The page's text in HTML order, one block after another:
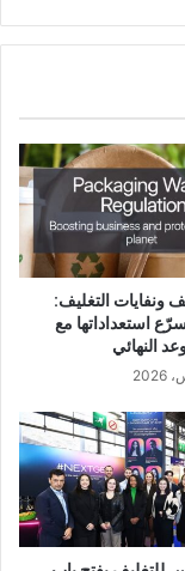
ونفايات التغليف:
استعداداتها مع
النهائي